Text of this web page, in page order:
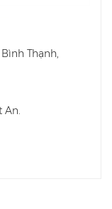
Thạnh,
An.